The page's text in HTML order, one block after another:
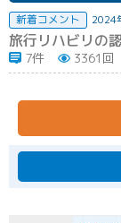
新着コメント 2024
旅行リハビリの
7件 3361回